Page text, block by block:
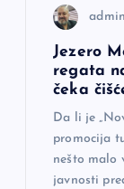
admin
Jezero
regata
čeka
Da li je
promocija
nešto malo
javnosti